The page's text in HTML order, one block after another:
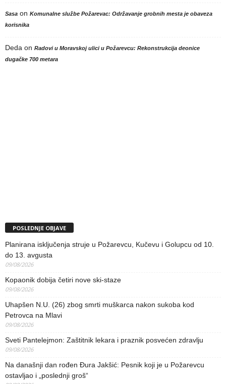
Sasa on Komunalne službe Požarevac: Održavanje grobnih mesta je obaveza
korisnika
Deda on Radovi u Moravskoj ulici u Požarevcu: Rekonstrukcija deonice
dugačke 700 metara
POSLEDNJE OBJAVE
Planirana isključenja struje u Požarevcu, Kučevu i Golupcu od 10.
do 13. avgusta
09/08/2026
Kopaonik dobija četiri nove ski-staze
09/08/2026
Uhapšen N.U. (26) zbog smrti muškarca nakon sukoba kod
Petrovca na Mlavi
09/08/2026
Sveti Pantelejmon: Zaštitnik lekara i praznik posvećen zdravlju
09/08/2026
Na današnji dan rođen Đura Jakšić: Pesnik koji je u Požarevcu
ostavljao i „poslednji groš“